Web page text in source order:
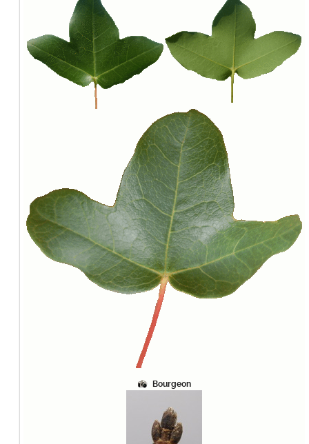
Bourgeon